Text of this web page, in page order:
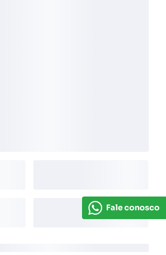
Fale conosco